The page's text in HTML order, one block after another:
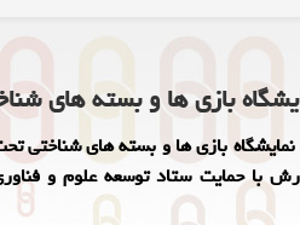
بازی ها و بسته های
بازی ها و بسته های شناختی
با حمایت ستاد توسعه علوم و